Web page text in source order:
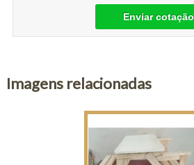
Enviar cotação
Imagens relacionadas